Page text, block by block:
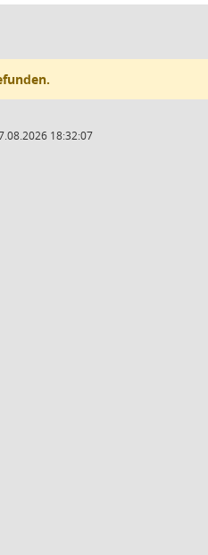
18:32:07